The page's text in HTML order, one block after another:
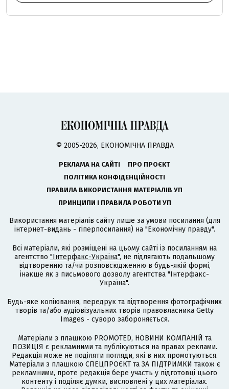
© 2005-2026, ЕКОНОМІЧНА ПРАВДА
РЕКЛАМА НА САЙТІ
ПРО ПРОЄКТ
ПОЛІТИКА КОНФІДЕНЦІЙНОСТІ
ПРАВИЛА ВИКОРИСТАННЯ МАТЕРІАЛІВ УП
ПРИНЦИПИ І ПРАВИЛА РОБОТИ УП
Використання матеріалів сайту лише за умови посилання (для
інтернет-видань - гіперпосилання) на "Економічну правду".
Всі матеріали, які розміщені на цьому сайті із посиланням на
агентство "Інтерфакс-Україна", не підлягають подальшому
відтворенню та/чи розповсюдженню в будь-якій формі,
інакше як з письмового дозволу агентства "Інтерфакс-
Україна".
Будь-яке копіювання, передрук та відтворення фотографічних
творів та/або аудіовізуальних творів правовласника Getty
Images - суворо забороняється.
Матеріали з плашкою PROMOTED, НОВИНИ КОМПАНІЙ та
ПОЗИЦІЯ є рекламними та публікуються на правах реклами.
Редакція може не поділяти погляди, які в них промотуються.
Матеріали з плашкою СПЕЦПРОЄКТ та ЗА ПІДТРИМКИ також є
рекламними, проте редакція бере участь у підготовці цього
контенту і поділяє думки, висловлені у цих матеріалах.